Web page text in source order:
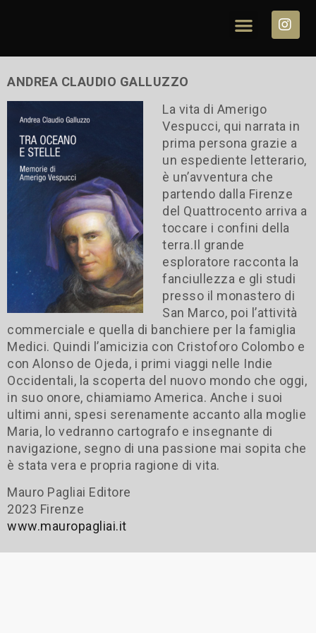
ANDREA CLAUDIO GALLUZZO
La vita di Amerigo
Vespucci, qui narrata in
prima persona grazie a
un espediente letterario,
è un’avventura che
partendo dalla Firenze
del Quattrocento arriva a
toccare i confini della
terra.Il grande
esploratore racconta la
fanciullezza e gli studi
presso il monastero di
San Marco, poi l’attività
commerciale e quella di banchiere per la famiglia
Medici. Quindi l’amicizia con Cristoforo Colombo e
con Alonso de Ojeda, i primi viaggi nelle Indie
Occidentali, la scoperta del nuovo mondo che oggi,
in suo onore, chiamiamo America. Anche i suoi
ultimi anni, spesi serenamente accanto alla moglie
Maria, lo vedranno cartografo e insegnante di
navigazione, segno di una passione mai sopita che
è stata vera e propria ragione di vita.
Mauro Pagliai Editore
2023 Firenze
www.mauropagliai.it